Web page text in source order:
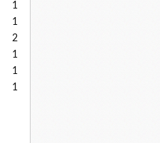
1
1
2
1
1
1